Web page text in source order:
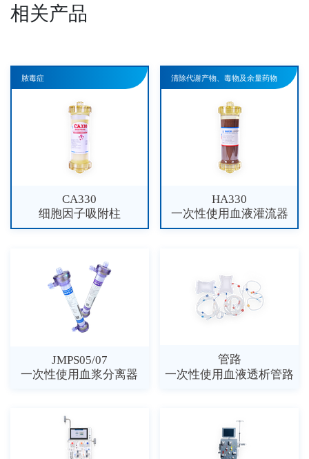
相关产品
脓毒症
CA330
细胞因子吸附柱
清除代谢产物、毒物及余量药物
HA330
一次性使用血液灌流器
JMPS05/07
一次性使用血浆分离器
管路
一次性使用血液透析管路